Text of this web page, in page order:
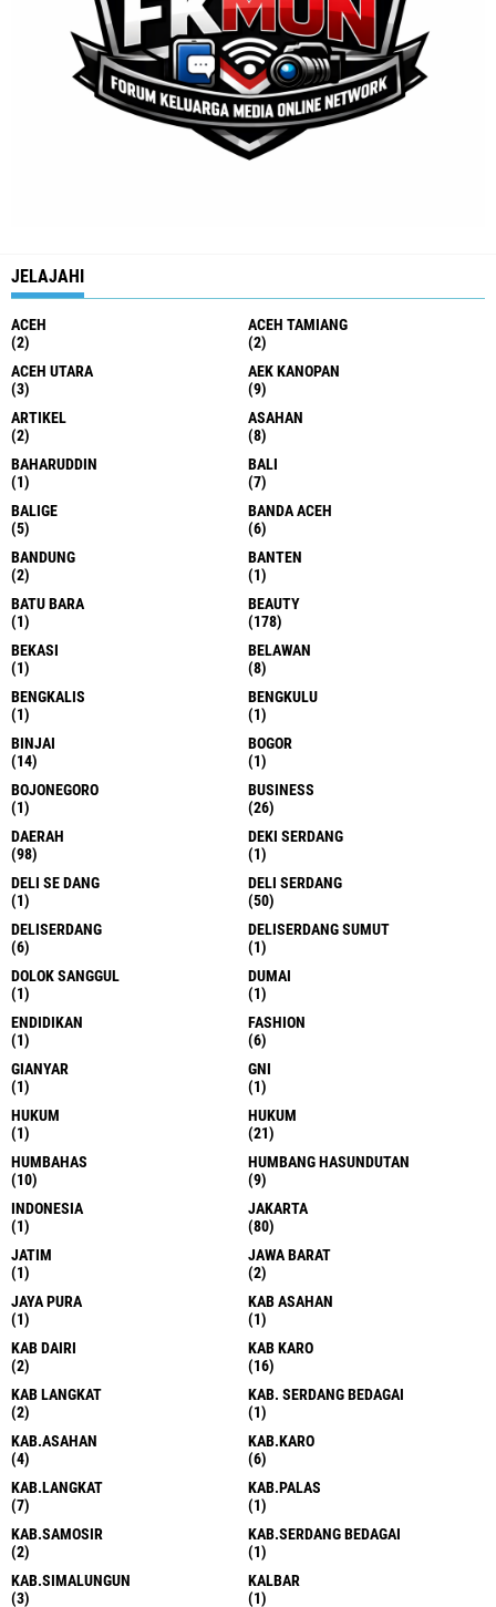
JELAJAHI
ACEH
(2)
ACEH TAMIANG
(2)
ACEH UTARA
(3)
AEK KANOPAN
(9)
ARTIKEL
(2)
ASAHAN
(8)
BAHARUDDIN
(1)
BALI
(7)
BALIGE
(5)
BANDA ACEH
(6)
BANDUNG
(2)
BANTEN
(1)
BATU BARA
(1)
BEAUTY
(178)
BEKASI
(1)
BELAWAN
(8)
BENGKALIS
(1)
BENGKULU
(1)
BINJAI
(14)
BOGOR
(1)
BOJONEGORO
(1)
BUSINESS
(26)
DAERAH
(98)
DEKI SERDANG
(1)
DELI SE DANG
(1)
DELI SERDANG
(50)
DELISERDANG
(6)
DELISERDANG SUMUT
(1)
DOLOK SANGGUL
(1)
DUMAI
(1)
ENDIDIKAN
(1)
FASHION
(6)
GIANYAR
(1)
GNI
(1)
HUKUM
(1)
HUKUM
(21)
HUMBAHAS
(10)
HUMBANG HASUNDUTAN
(9)
INDONESIA
(1)
JAKARTA
(80)
JATIM
(1)
JAWA BARAT
(2)
JAYA PURA
(1)
KAB ASAHAN
(1)
KAB DAIRI
(2)
KAB KARO
(16)
KAB LANGKAT
(2)
KAB. SERDANG BEDAGAI
(1)
KAB.ASAHAN
(4)
KAB.KARO
(6)
KAB.LANGKAT
(7)
KAB.PALAS
(1)
KAB.SAMOSIR
(2)
KAB.SERDANG BEDAGAI
(1)
KAB.SIMALUNGUN
(3)
KALBAR
(1)